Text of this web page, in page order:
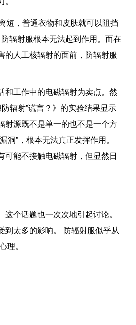
短，普通衣物和皮肤就可以阻挡
辐射服根本无法起到作用。而在
的人工核辐射的面前，防辐射服
和工作中的电磁辐射为卖点。然
辐射”谎言？》的实验结果显示
射源既不是单一的也不是一个方
洞”，根本无法真正发挥作用。
可能不接触电磁辐射，但显然日
个话题也一次次地引起讨论。
到太多的影响。 防辐射服似乎从
理。